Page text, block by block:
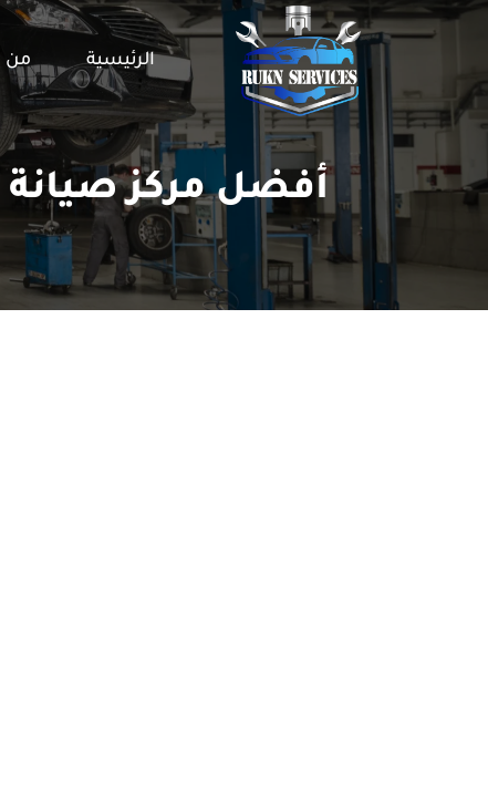
الرئيسية من
أفضل مركز